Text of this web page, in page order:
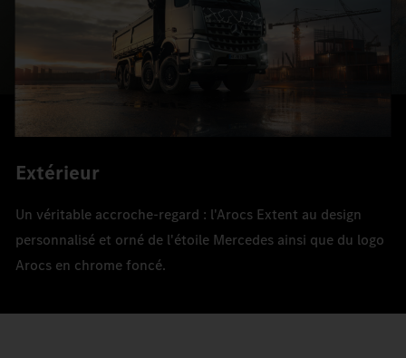
Extérieur
Un véritable accroche-regard : l'Arocs Extent au design
personnalisé et orné de l'étoile Mercedes ainsi que du logo
Arocs en chrome foncé.